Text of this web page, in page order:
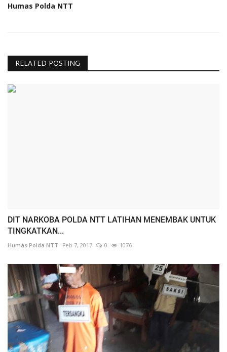
Humas Polda NTT
RELATED POSTING
DIT NARKOBA POLDA NTT LATIHAN MENEMBAK UNTUK
TINGKATKAN...
Humas Polda NTT Feb 7, 2017 0 1076